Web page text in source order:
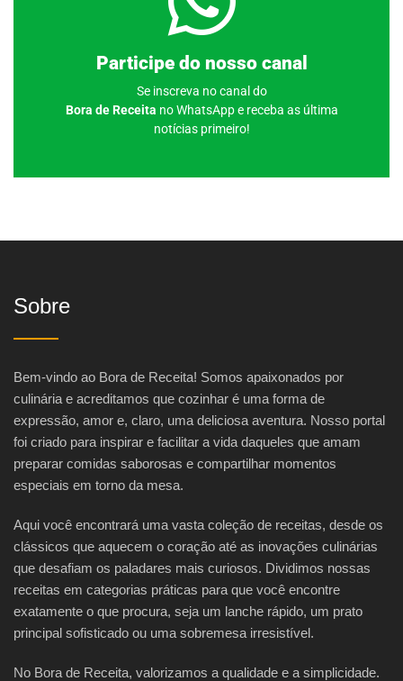
Participe do nosso canal
Se inscreva no canal do
Bora de Receita no WhatsApp e receba as última
notícias primeiro!
Clique aqui
Sobre
Bem-vindo ao Bora de Receita! Somos apaixonados por
culinária e acreditamos que cozinhar é uma forma de
expressão, amor e, claro, uma deliciosa aventura. Nosso portal
foi criado para inspirar e facilitar a vida daqueles que amam
preparar comidas saborosas e compartilhar momentos
especiais em torno da mesa.
Aqui você encontrará uma vasta coleção de receitas, desde os
clássicos que aquecem o coração até as inovações culinárias
que desafiam os paladares mais curiosos. Dividimos nossas
receitas em categorias práticas para que você encontre
exatamente o que procura, seja um lanche rápido, um prato
principal sofisticado ou uma sobremesa irresistível.
No Bora de Receita, valorizamos a qualidade e a simplicidade.